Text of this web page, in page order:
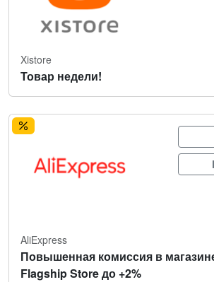
Xistore
Товар недели!
AliExpress
Повышенная комиссия в
Flagship Store до +2%